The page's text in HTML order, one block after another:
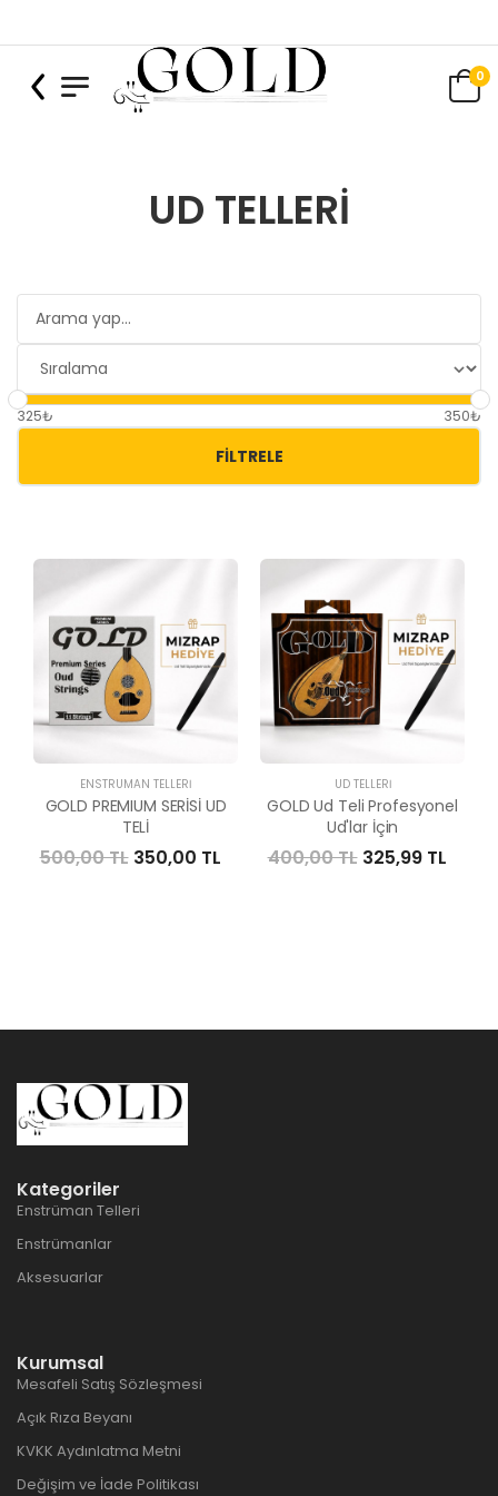
0
UD TELLERI
325₺ 350₺
FILTRELE
ENSTRÜMAN TELLERI
GOLD PREMIUM SERİSİ UD
TELİ
500,00 TL 350,00 TL
UD TELLERI
GOLD Ud Teli Profesyonel
Ud'lar İçin
400,00 TL 325,99 TL
Kategoriler
Enstrüman Telleri
Enstrümanlar
Aksesuarlar
Kurumsal
Mesafeli Satış Sözleşmesi
Açık Rıza Beyanı
KVKK Aydınlatma Metni
Değişim ve İade Politikası